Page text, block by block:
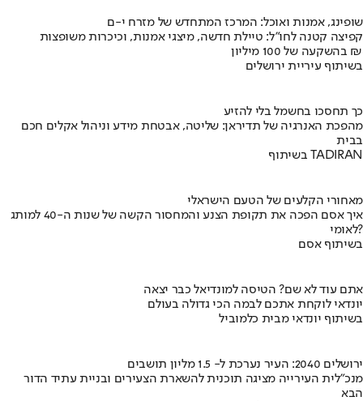
שופינג, אמנות ואוכל: המרכז המתחדש של מזרח י-ם
קפיצה קטנה לחו"ל: טיילת חדשה, מיצגי אמנות, וכיכרות משופצות
בהשקעה של 100 מיליון ₪
בשיתוף עיריית ירושלים
כך תחסכו בחשמל בלי להזיע
מהפכת האנרגיה של תדיראן: שליטה, אבטחת מידע וניהול אקלים חכם
בבית
בשיתוף TADIRAN
מאחורי הקלעים של הטעם הישראלי
איך אסם הפכה את תקופת הצנע והמחסור הקשה של שנות ה-40 למותג
לאומי?
בשיתוף אסם
אתם עוד לא שם? הטיסה למונדיאל כבר יצאה
יונדאי לוקחת אתכם לבמה הכי גדולה בעולם
בשיתוף יונדאי מבית כלמוביל
ירושלים 2040: העיר נערכת ל- 1.5 מליון תושבים
מנכ"לית העירייה מציגה תוכנית להשארת הצעירים ובניית עתיד הדור
הבא